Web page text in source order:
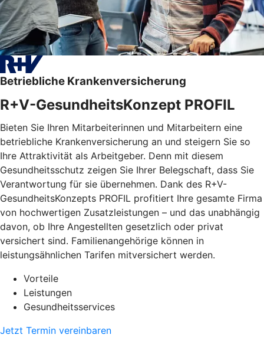
Betriebliche Krankenversicherung
R+V-GesundheitsKonzept PROFIL
Bieten Sie Ihren Mitarbeiterinnen und Mitarbeitern eine
betriebliche Krankenversicherung an und steigern Sie so
Ihre Attraktivität als Arbeitgeber. Denn mit diesem
Gesundheitsschutz zeigen Sie Ihrer Belegschaft, dass Sie
Verantwortung für sie übernehmen. Dank des R+V-
GesundheitsKonzepts PROFIL profitiert Ihre gesamte Firma
von hochwertigen Zusatzleistungen – und das unabhängig
davon, ob Ihre Angestellten gesetzlich oder privat
versichert sind. Familienangehörige können in
leistungsähnlichen Tarifen mitversichert werden.
Vorteile
Leistungen
Gesundheitsservices
Jetzt Termin vereinbaren